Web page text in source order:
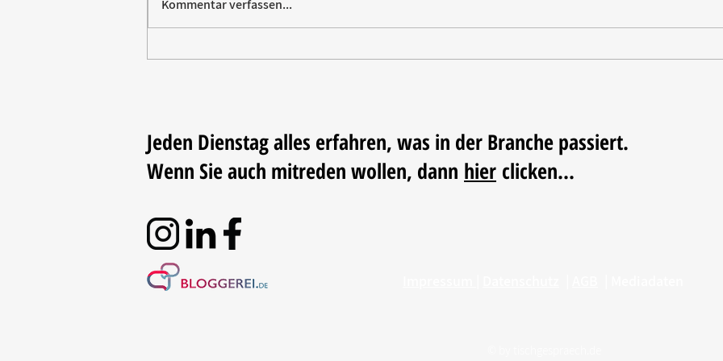
Paw Patrol erobert die
Tischdekoration mit Mehrwert:
Kommentar verfassen...
Jeden Dienstag alles erfahren, was in der Branche passiert.
Wenn Sie auch mitreden wollen, dann hier clicken...